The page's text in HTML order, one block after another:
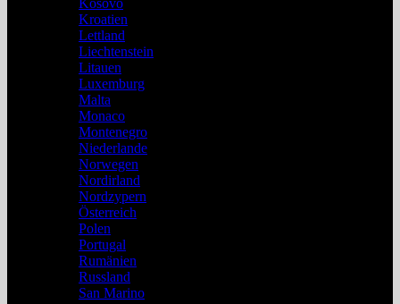
Kosovo
Kroatien
Lettland
Liechtenstein
Litauen
Luxemburg
Malta
Monaco
Montenegro
Niederlande
Norwegen
Nordirland
Nordzypern
Österreich
Polen
Portugal
Rumänien
Russland
San Marino